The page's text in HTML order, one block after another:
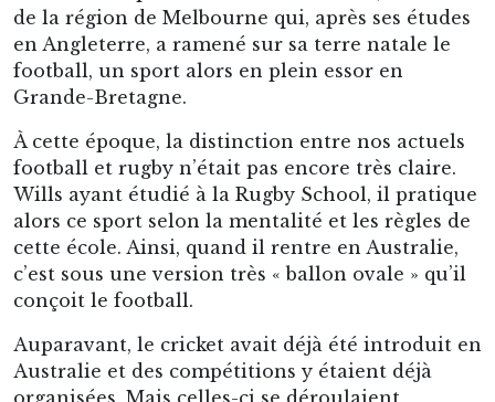
les règles étaient trop violentes et inadaptées au
climat sec du sud de l’Australie.
Tom Wills, le père du football australien